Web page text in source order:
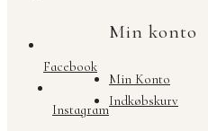
Facebook
Instagram
Min konto
Min Konto
Indkøbskurv